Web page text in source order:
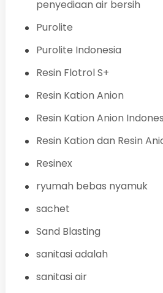
penyediaan air bersih
Purolite
Purolite Indonesia
Resin Flotrol S+
Resin Kation Anion
Resin Kation Anion
Resin Kation dan Resin
Resinex
ryumah bebas nyamuk
sachet
Sand Blasting
sanitasi adalah
sanitasi air